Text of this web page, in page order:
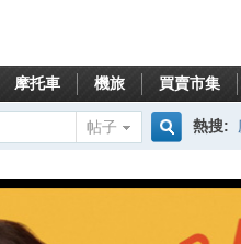
摩托車 機旅 買賣市集
帖子
熱搜: